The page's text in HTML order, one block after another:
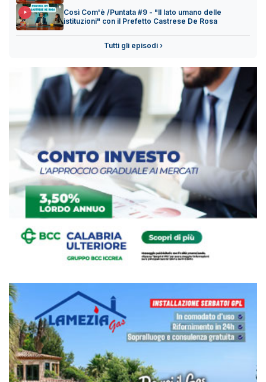
Così Com'è /Puntata #9 - "Il lato umano delle
istituzioni" con il Prefetto Castrese De Rosa
Tutti gli episodi ›